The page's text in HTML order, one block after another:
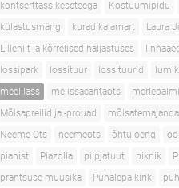
kontserttassikeseteega
Kostüümipidu
külastusmäng
kuradikalamart Laura
Lilleniit ja kõrrelised haljastuses
lossipark
lossituur lossituurid
meelilass
melissacaritaots
Mõisapreilid ja -prouad
Neeme Ots
neemeots õhtuloeng
pianist
Piazolla piipjatuut piknik
prantsuse muusika
Pühalepa kirik